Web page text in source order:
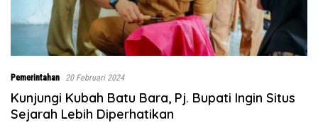
Pemerintahan 20 Februari 2024
Kunjungi Kubah Batu Bara, Pj. Bupati Ingin Situs
Sejarah Lebih Diperhatikan